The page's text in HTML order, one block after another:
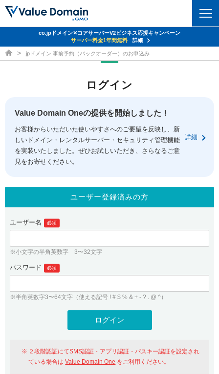
ドメイントップ
ドメイン移管
ドメイン価格一覧
ドメイン一括検索
.jpドメインオークション
gTLDオークション NEW!
.jpドメインバックオーダー
プレミアムドメイン
人気ドメインの種類
WHOIS検索
コアサーバー
バリューサーバー
XREA
セキュリティトップ
Value Domain ネットde診断
SSL証明書
サービストップ
お得意様割引
紹介制度
バリュードメインAPI
ドメイン・ホスティングOEM
facebook
ログイン
従来のバリュードメインをご利用希望の方
Value Domainにログイン
おすすめ One レンタルサーバーを含む最新の機能を使う方
ユーザー登録
co.jpドメイン✕コアサーバーV2ビジネス応援キャンペーン
サーバー料金1年間無料
詳細
ドメイン取得ならバリュードメイン
.jpドメイン 事前予約（バックオーダー）のお申込み
ログイン
Value Domain Oneの提供を開始しました！
お客様からいただいた使いやすさへのご要望を反映し、新
しいドメイン・レンタルサーバー・セキュリティ管理機能
を実装いたしました。ぜひお試しいただき、さらなるご意
見をお寄せください。
詳細
ユーザー登録済みの方
ユーザー名 必須
※小文字の半角英数字 3〜32文字
パスワード 必須
※半角英数字3〜64文字（使える記号 ! # $ % & + - ? . @ ^）
２段階認証にてSMS認証・アプリ認証・パスキー認証を設定され
ている場合はValue Domain One をご利用ください。